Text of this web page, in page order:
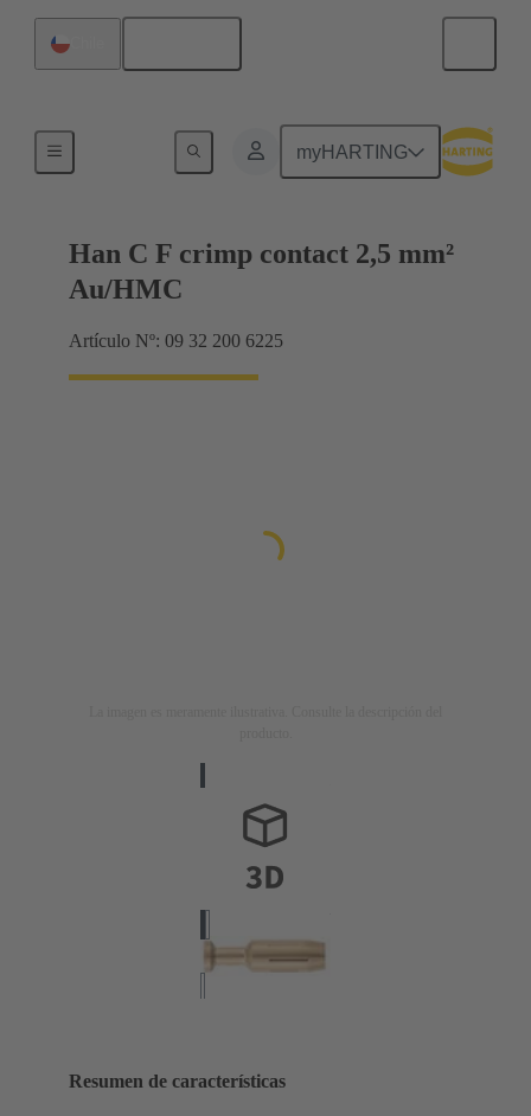
myHARTING
Han C F crimp contact 2,5 mm²
Au/HMC
Artículo Nº: 09 32 200 6225
Resumen de características